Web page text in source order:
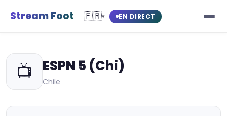
Stream Foot 🇫🇷▾ EN DIRECT
📺 ESPN 5 (Chi)
Chile